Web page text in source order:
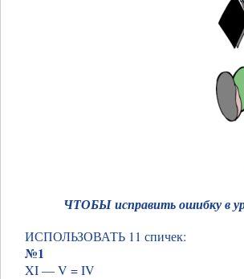
ЧТОБЫ исправить ошибку в
ИСПОЛЬЗОВАТЬ 11 спичек:
№1
XI — V = IV